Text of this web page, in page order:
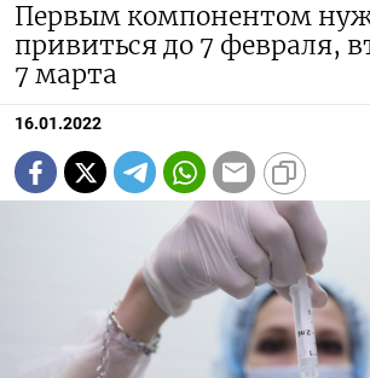
Первым компонентом
привиться до 7 февраля,
7 марта
16.01.2022